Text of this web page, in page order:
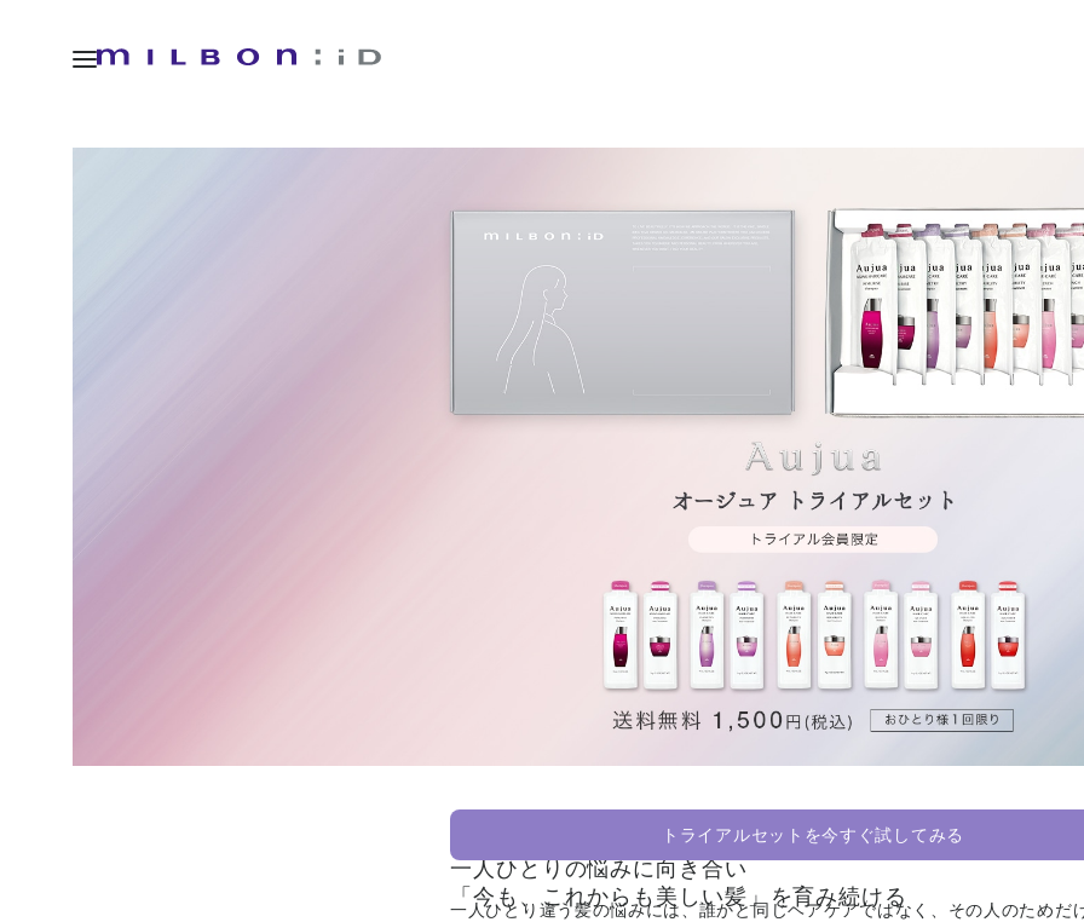
トライアルセットを今すぐ試してみる
一人ひとりの悩みに向き合い
「今も、これからも美しい髪」を育み続ける
一人ひとり違う髪の悩みには、誰かと同じヘアケアではなく、その人のためだ